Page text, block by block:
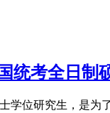
统考全日制
学位研究生，是